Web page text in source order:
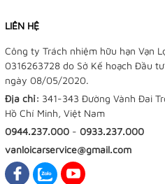
LIÊN HỆ
Công ty Trách nhiệm hữu hạn Vạn
0316263728 do Sở Kế hoạch Đầu
ngày 08/05/2020.
Địa chỉ: 341-343 Đường Vành Đai
Hồ Chí Minh, Việt Nam
0944.237.000 - 0933.237.000
vanloicarservice@gmail.com